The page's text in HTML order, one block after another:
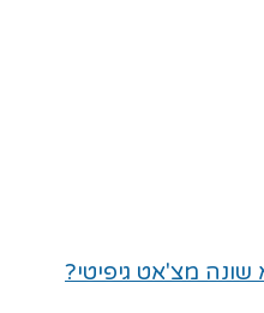
שונה מצ'אט גיפיטי?